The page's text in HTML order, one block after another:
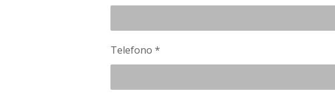
Telefono *